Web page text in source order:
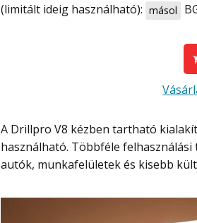
(limitált ideig használható): másol
A Drillpro V8 kézben tartható kialakítást kapott, így kisebb helyeken is könnyen
használható. Többféle
autók, munkafelületek és kisebb